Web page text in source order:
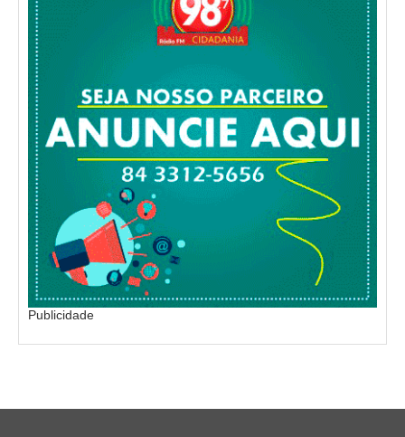
Publicidade